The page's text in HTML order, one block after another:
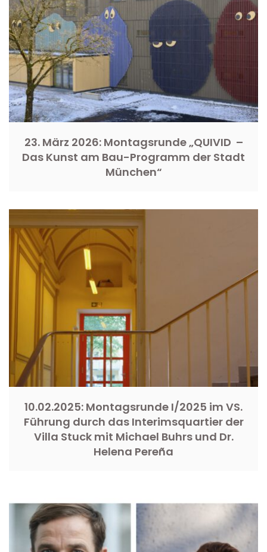
23. März 2026: Montagsrunde „QUIVID –
Das Kunst am Bau-Programm der Stadt
München“
10.02.2025: Montagsrunde I/2025 im VS.
Führung durch das Interimsquartier der
Villa Stuck mit Michael Buhrs und Dr.
Helena Pereña